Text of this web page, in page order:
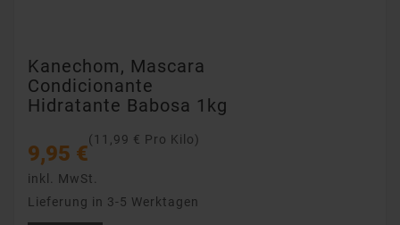
Kanechom, Mascara
Condicionante
Hidratante Babosa 1kg
9,95 €
(11,99 € Pro Kilo)
inkl. MwSt.
Lieferung in 3-5 Werktagen